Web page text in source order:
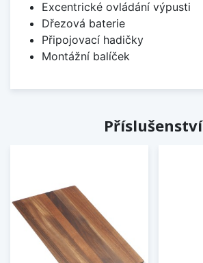
Excentrické ovládání výpusti
Dřezová baterie
Připojovací hadičky
Montážní balíček
Příslušenství